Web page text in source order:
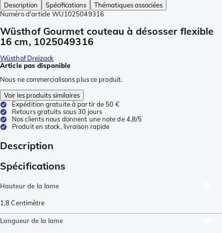
Description
Spécifications
Thématiques associées
Numéro d'article WU1025049316
Wüsthof Gourmet couteau à désosser flexible
16 cm, 1025049316
Wüsthof Dreizack
Article pas disponible
Nous ne commercialisons plus ce produit.
Voir les produits similaires
Expédition gratuite à partir de 50 €
Retours gratuits sous 30 jours
Nos clients nous donnent une note de 4,8/5
Produit en stock, livraison rapide
Description
Spécifications
Hauteur de la lame
1,8Centimètre
Longueur de la lame